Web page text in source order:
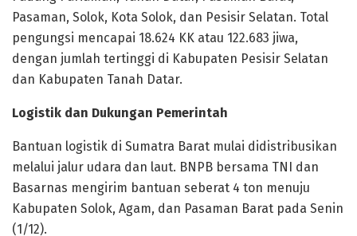
Pasaman, Solok, Kota Solok, dan Pesisir Selatan. Total
pengungsi mencapai 18.624 KK atau 122.683 jiwa,
dengan jumlah tertinggi di Kabupaten Pesisir Selatan
dan Kabupaten Tanah Datar.
Logistik dan Dukungan Pemerintah
Bantuan logistik di Sumatra Barat mulai didistribusikan
melalui jalur udara dan laut. BNPB bersama TNI dan
Basarnas mengirim bantuan seberat 4 ton menuju
Kabupaten Solok, Agam, dan Pasaman Barat pada Senin
(1/12).